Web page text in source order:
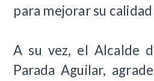
para mejorar su calidad
A su vez, el Alcalde
Parada Aguilar,